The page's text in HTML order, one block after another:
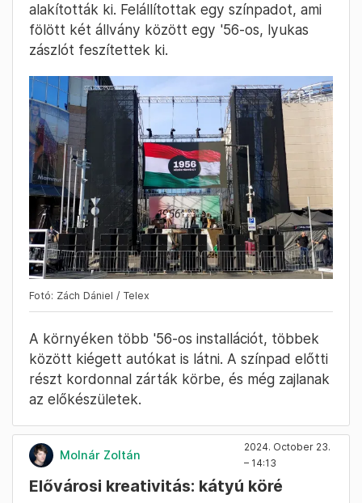
alakították ki. Felállítottak egy színpadot, ami
fölött két állvány között egy '56-os, lyukas
zászlót feszítettek ki.
Fotó: Zách Dániel / Telex
A környéken több '56-os installációt, többek
között kiégett autókat is látni. A színpad előtti
részt kordonnal zárták körbe, és még zajlanak
az előkészületek.
Molnár Zoltán
2024. October 23.
– 14:13
Elővárosi kreativitás: kátyú köré